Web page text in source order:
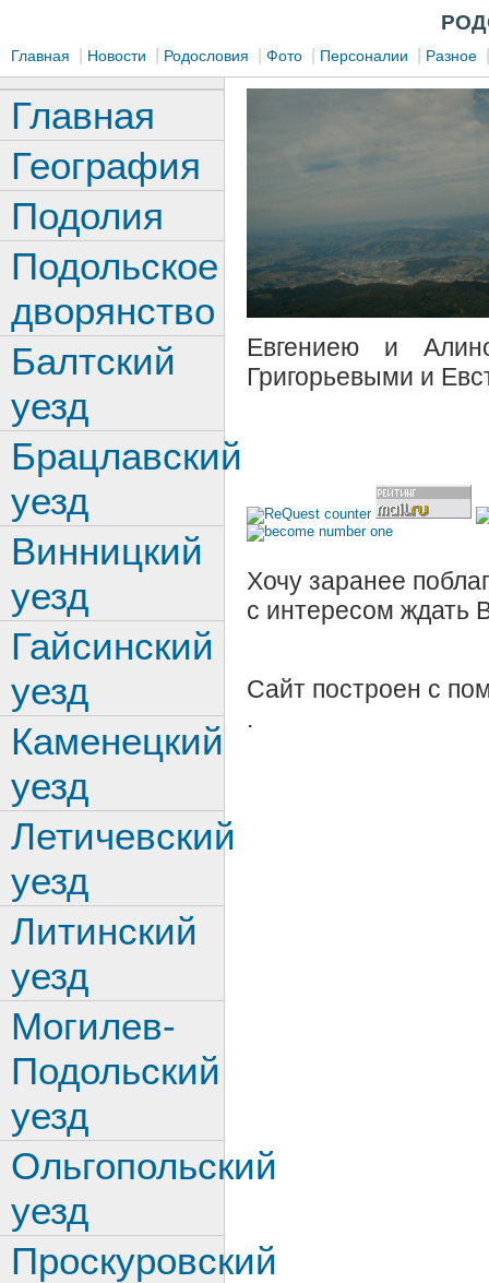
Главная Новости Родословия Фото Персоналии Разное
Евгениею и
Григорьевыми и
Хочу заранее
с интересом ждать
Сайт построен с
.
Главная
География
Подолия
Подольское
дворянство
Балтский
уезд
Брацлавский
уезд
Винницкий
уезд
Гайсинский
уезд
Каменецкий
уезд
Летичевский
уезд
Литинский
уезд
Могилев-
Подольский
уезд
Ольгопольский
уезд
Проскуровский